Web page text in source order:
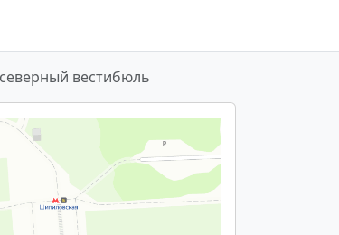
вестибюль